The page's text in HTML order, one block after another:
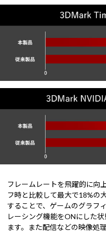
フレームレートを飛躍的に向
フ時と比較して最大で18%の
することで、ゲームのグラフ
レーシング機能をONにした
ます。また配信などの映像処